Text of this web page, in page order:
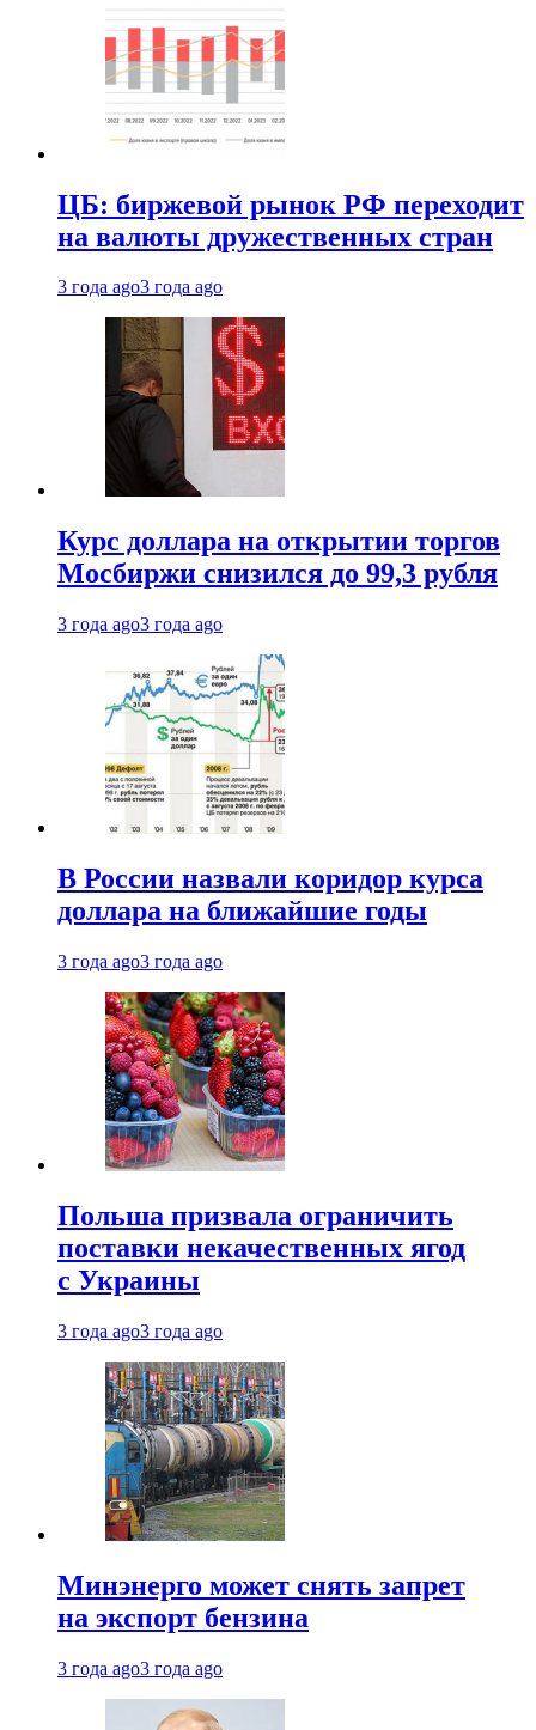
ЦБ: биржевой рынок РФ переходит
на валюты дружественных стран
3 года ago3 года ago
Курс доллара на открытии торгов
Мосбиржи снизился до 99,3 рубля
3 года ago3 года ago
В России назвали коридор курса
доллара на ближайшие годы
3 года ago3 года ago
Польша призвала ограничить
поставки некачественных ягод
с Украины
3 года ago3 года ago
Минэнерго может снять запрет
на экспорт бензина
3 года ago3 года ago